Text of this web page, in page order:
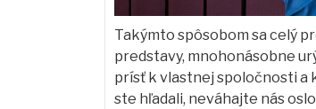
Takýmto spôsobom sa celý
predstavy, mnohonásobne
prísť k vlastnej spoločnosti a
ste hľadali, neváhajte nás